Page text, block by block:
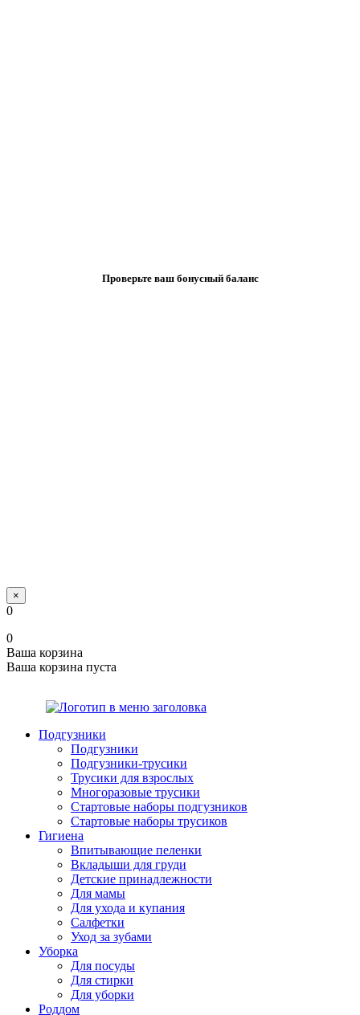
Проверьте ваш бонусный баланс
×
0
0
Ваша корзина
Ваша корзина пуста
Подгузники
Подгузники
Подгузники-трусики
Трусики для взрослых
Многоразовые трусики
Стартовые наборы подгузников
Стартовые наборы трусиков
Гигиена
Впитывающие пеленки
Вкладыши для груди
Детские принадлежности
Для мамы
Для ухода и купания
Салфетки
Уход за зубами
Уборка
Для посуды
Для стирки
Для уборки
Роддом